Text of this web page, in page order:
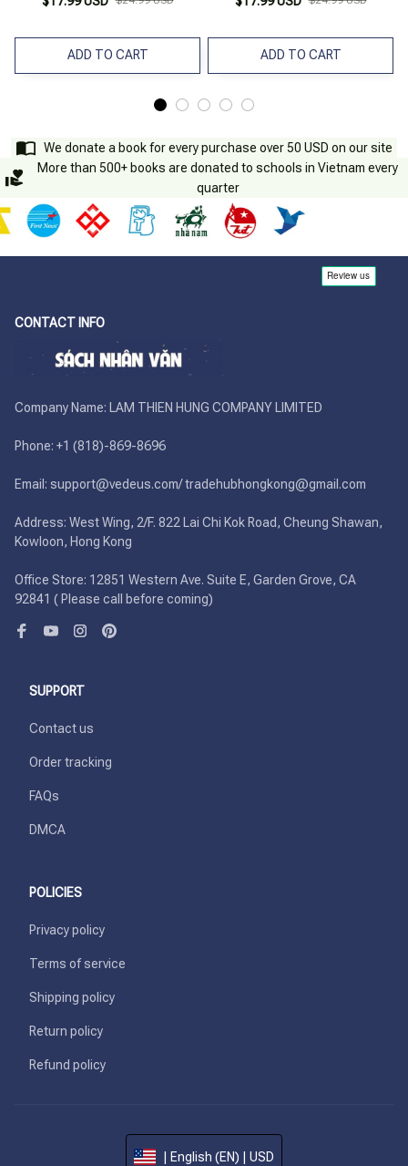
ADD TO CART ADD TO CART
We donate a book for every purchase over 50 USD on our site
More than 500+ books are donated to schools in Vietnam every
quarter
CONTACT INFO
Company Name: LAM THIEN HUNG COMPANY LIMITED
Phone: +1 (818)-869-8696
Email: support@vedeus.com/ tradehubhongkong@gmail.com
Address: West Wing, 2/F. 822 Lai Chi Kok Road, Cheung Shawan,
Kowloon, Hong Kong
Office Store: 12851 Western Ave. Suite E, Garden Grove, CA
92841 ( Please call before coming)
SUPPORT
Contact us
Order tracking
FAQs
DMCA
POLICIES
Privacy policy
Terms of service
Shipping policy
Return policy
Refund policy
| English (EN) | USD